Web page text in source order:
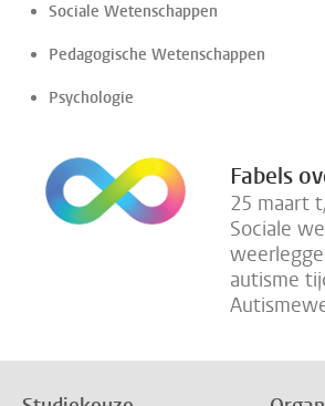
Sociale Wetenschappen
Pedagogische Wetenschappen
Psychologie
Fabels
25 maart
Sociale
autisme